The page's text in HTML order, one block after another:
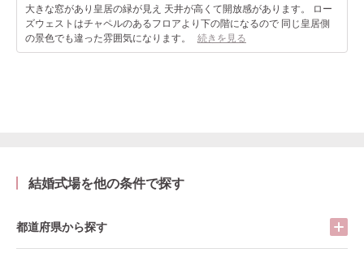
大きな窓があり皇居の緑が見え 天井が高くて開放感があります。 ロー
ズウェストはチャペルのあるフロアより下の階になるので 同じ皇居側
の景色でも違った雰囲気になります。
続きを見る
結婚式場を他の条件で探す
都道府県から探す